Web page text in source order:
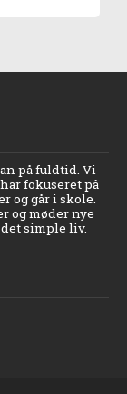
på fuldtid. Vi
fokuseret på
og går i skole.
og møder nye
simple liv.